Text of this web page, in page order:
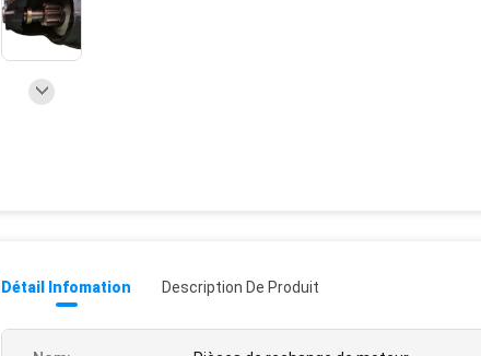
Détail Infomation Description De Produit